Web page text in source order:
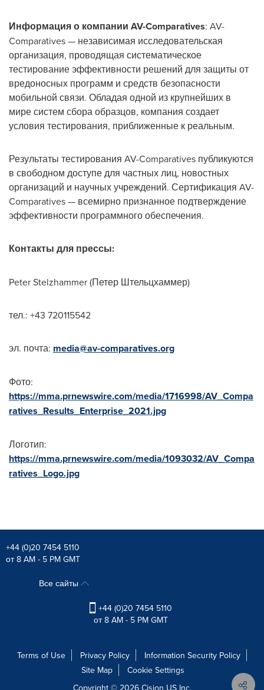
Информация о компании AV-Comparatives: AV-
Comparatives — независимая исследовательская
организация, проводящая систематическое
тестирование эффективности решений для защиты от
вредоносных программ и средств безопасности
мобильной связи. Обладая одной из крупнейших в
мире систем сбора образцов, компания создает
условия тестирования, приближенные к реальным.
Результаты тестирования AV-Comparatives публикуются
в свободном доступе для частных лиц, новостных
организаций и научных учреждений. Сертификация AV-
Comparatives — всемирно признанное подтверждение
эффективности программного обеспечения.
Контакты для прессы:
Peter Stelzhammer (Петер Штельцхаммер)
тел.: +43 720115542
эл. почта: media@av-comparatives.org
Фото:
https://mma.prnewswire.com/media/1716998/AV_Compa
ratives_Results_Enterprise_2021.jpg
Логотип:
https://mma.prnewswire.com/media/1093032/AV_Compa
ratives_Logo.jpg
+44 (0)20 7454 5110
от 8 AM - 5 PM GMT
Все сайты
+44 (0)20 7454 5110
от 8 AM - 5 PM GMT
Terms of Use Privacy Policy
Information Security Policy
Site Map
Cookie Settings
Copyright © 2026 Cision US Inc.